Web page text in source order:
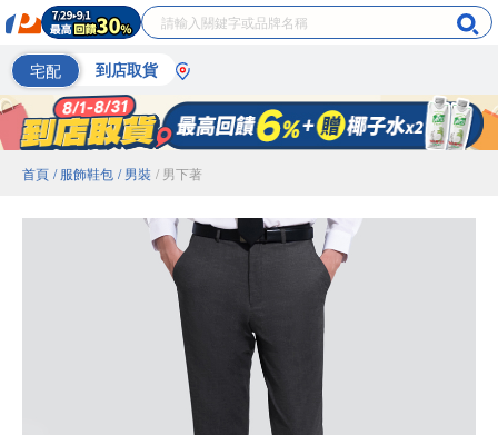
宅配 到店取貨
首頁 / 服飾鞋包 / 男裝 / 男下著